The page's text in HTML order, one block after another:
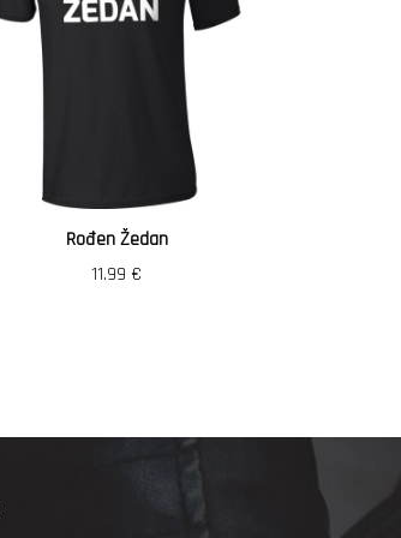
Rođen Žedan
11.99 €